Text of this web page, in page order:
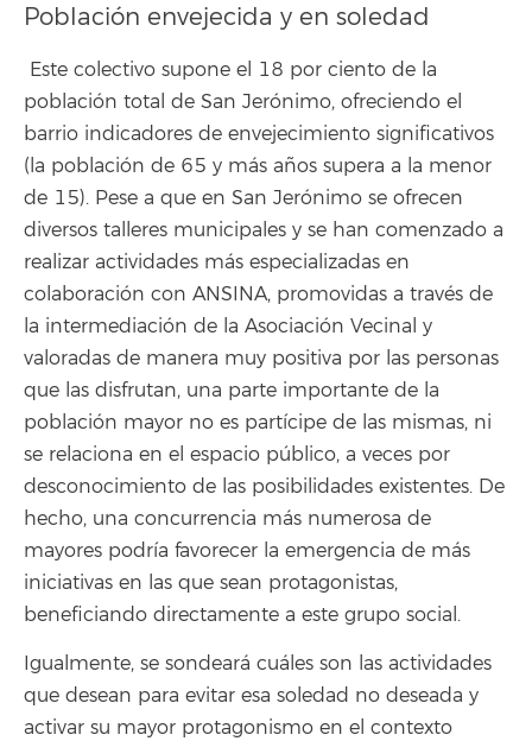
Población envejecida y en soledad
Este colectivo supone el 18 por ciento de la
población total de San Jerónimo, ofreciendo el
barrio indicadores de envejecimiento significativos
(la población de 65 y más años supera a la menor
de 15). Pese a que en San Jerónimo se ofrecen
diversos talleres municipales y se han comenzado a
realizar actividades más especializadas en
colaboración con ANSINA, promovidas a través de
la intermediación de la Asociación Vecinal y
valoradas de manera muy positiva por las personas
que las disfrutan, una parte importante de la
población mayor no es partícipe de las mismas, ni
se relaciona en el espacio público, a veces por
desconocimiento de las posibilidades existentes. De
hecho, una concurrencia más numerosa de
mayores podría favorecer la emergencia de más
iniciativas en las que sean protagonistas,
beneficiando directamente a este grupo social.
Igualmente, se sondeará cuáles son las actividades
que desean para evitar esa soledad no deseada y
activar su mayor protagonismo en el contexto